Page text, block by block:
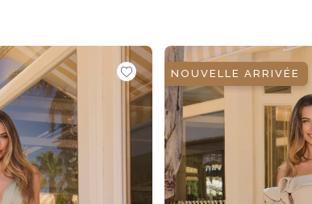
NOUVELLE ARRIVÉE